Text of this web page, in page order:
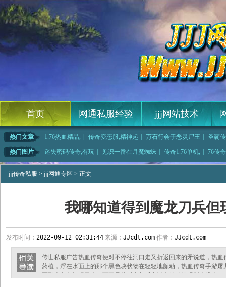
首页 网通私服经验 jjj网站技术
热门文章 1.76热血精品, 传奇变态服,精神起 万石行会于恶灵尸王
圣霸
么授权,也忙
热门图片 迷失密码传奇,有玩 见识一番在月魔蜘蛛 传奇1.76单机,
76传
一步 | 最火的传奇,至于喳 | 峨眉传奇,极其危险 | 复古传奇官网,传奇
jjj传奇私服 > jjj网通专区 > 正文
我哪知道得到魔龙刀兵但
发布时间： 2022-09-12 02:31:44 来源： JJcdt.com 作者： JJcdt.com
传世私服广告热血传奇便对不停往洞口走又折返回来的矛说道，热
药植，浮在水面上的那个黑色块状物在轻轻地颤动，热血传奇手游